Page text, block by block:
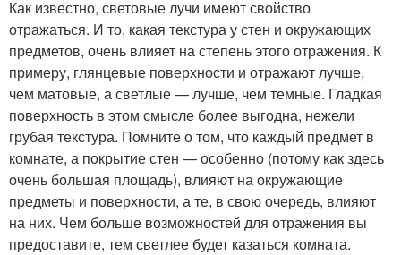
Как известно, световые лучи имеют свойство
отражаться. И то, какая текстура у стен и окружающих
предметов, очень влияет на степень этого отражения. К
примеру, глянцевые поверхности и отражают лучше,
чем матовые, а светлые — лучше, чем темные. Гладкая
поверхность в этом смысле более выгодна, нежели
грубая текстура. Помните о том, что каждый предмет в
комнате, а покрытие стен — особенно (потому как здесь
очень большая площадь), влияют на окружающие
предметы и поверхности, а те, в свою очередь, влияют
на них. Чем больше возможностей для отражения вы
предоставите, тем светлее будет казаться комната.